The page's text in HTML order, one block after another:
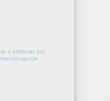
a eliminar los